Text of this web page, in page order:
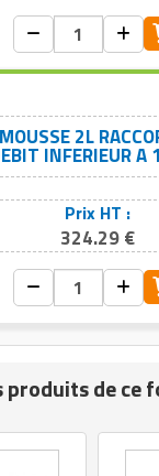
2L
INFERIEUR A
Prix HT :
324.29 €
produits de ce